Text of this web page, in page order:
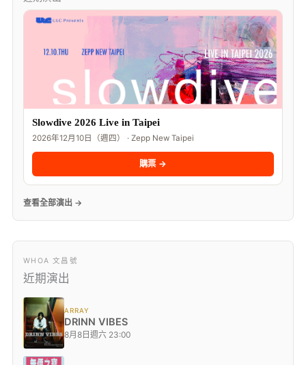
Slowdive 2026 Live in Taipei
2026年12月10日（週四） · Zepp New Taipei
購票 →
查看全部演出 →
WHOA 文昌號
近期演出
ARRAY
DRINN VIBES
8月8日週六 23:00